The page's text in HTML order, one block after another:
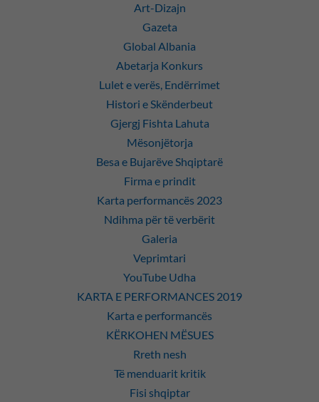
Art-Dizajn
Gazeta
Global Albania
Abetarja Konkurs
Lulet e verës, Endërrimet
Histori e Skënderbeut
Gjergj Fishta Lahuta
Mësonjëtorja
Besa e Bujarëve Shqiptarë
Firma e prindit
Karta performancës 2023
Ndihma për të verbërit
Galeria
Veprimtari
YouTube Udha
KARTA E PERFORMANCES 2019
Karta e performancës
KËRKOHEN MËSUES
Rreth nesh
Të menduarit kritik
Fisi shqiptar